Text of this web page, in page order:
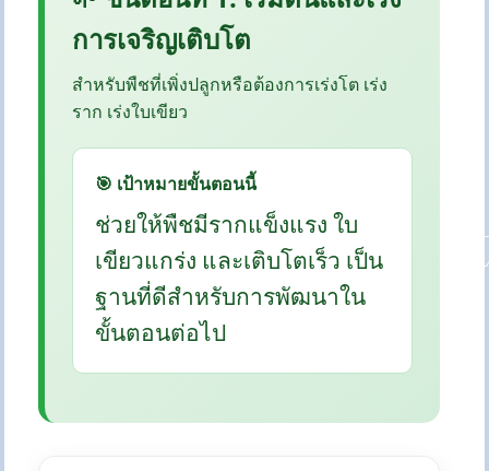
การเจริญเติบโต
สำหรับพืชที่เพิ่งปลูกหรือต้องการเร่งโต เร่ง
ราก เร่งใบเขียว
🎯 เป้าหมายขั้นตอนนี้
ช่วยให้พืชมีรากแข็งแรง ใบ
เขียวแกร่ง และเติบโตเร็ว เป็น
ฐานที่ดีสำหรับการพัฒนาใน
ขั้นตอนต่อไป